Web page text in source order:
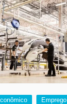
Emprego